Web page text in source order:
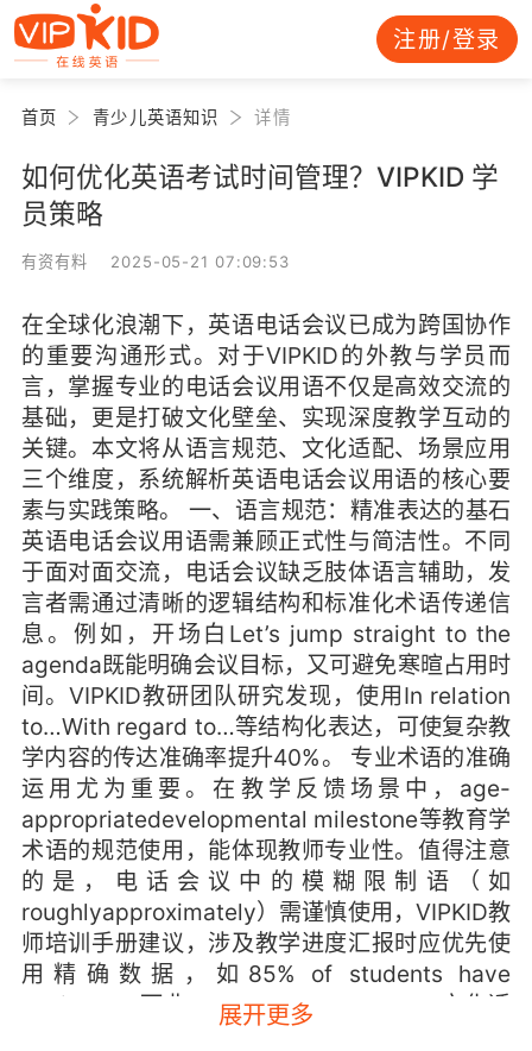
注册/登录
首页 青少儿英语知识 详情
如何优化英语考试时间管理？VIPKID 学
员策略
有资有料 2025-05-21 07:09:53
在全球化浪潮下，英语电话会议已成为跨国协作
的重要沟通形式。对于VIPKID的外教与学员而
言，掌握专业的电话会议用语不仅是高效交流的
基础，更是打破文化壁垒、实现深度教学互动的
关键。本文将从语言规范、文化适配、场景应用
三个维度，系统解析英语电话会议用语的核心要
素与实践策略。 一、语言规范：精准表达的基石
英语电话会议用语需兼顾正式性与简洁性。不同
于面对面交流，电话会议缺乏肢体语言辅助，发
言者需通过清晰的逻辑结构和标准化术语传递信
息。例如，开场白Let’s jump straight to the
agenda既能明确会议目标，又可避免寒暄占用时
间。VIPKID教研团队研究发现，使用In relation
to…With regard to…等结构化表达，可使复杂教
学内容的传达准确率提升40%。 专业术语的准确
运用尤为重要。在教学反馈场景中，age-
appropriatedevelopmental milestone等教育学
术语的规范使用，能体现教师专业性。值得注意
的是，电话会议中的模糊限制语（如
roughlyapproximately）需谨慎使用，VIPKID教
师培训手册建议，涉及教学进度汇报时应优先使
用精确数据，如85% of students have
achieved…而非most students…。 二、文化适
配：跨越沟通隐形边界 跨文化差异是电话会议中
展开更多